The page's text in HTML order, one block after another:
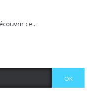
ce...